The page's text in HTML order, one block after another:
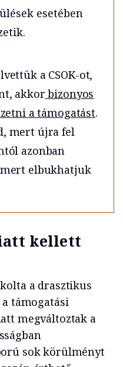
esetében
a CSOK-ot,
akkor bizonyos
a támogatást.
mert újra fel
azonban
elbukhatjuk
kellett
a drasztikus
támogatási
megváltoztak a
sok körülményt